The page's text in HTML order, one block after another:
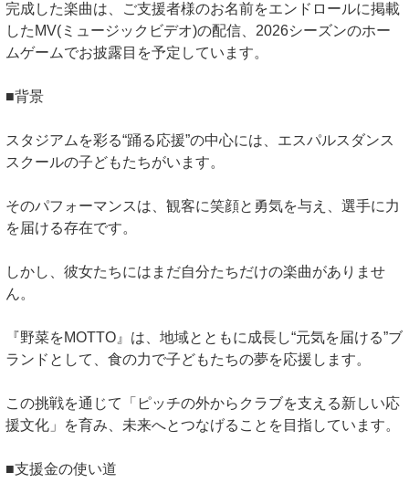
完成した楽曲は、ご支援者様のお名前をエンドロールに掲載
したMV(ミュージックビデオ)の配信、2026シーズンのホー
ムゲームでお披露目を予定しています。
■背景
スタジアムを彩る“踊る応援”の中心には、エスパルスダンス
スクールの子どもたちがいます。
そのパフォーマンスは、観客に笑顔と勇気を与え、選手に力
を届ける存在です。
しかし、彼女たちにはまだ自分たちだけの楽曲がありませ
ん。
『野菜をMOTTO』は、地域とともに成長し“元気を届ける”ブ
ランドとして、食の力で子どもたちの夢を応援します。
この挑戦を通じて「ピッチの外からクラブを支える新しい応
援文化」を育み、未来へとつなげることを目指しています。
■支援金の使い道